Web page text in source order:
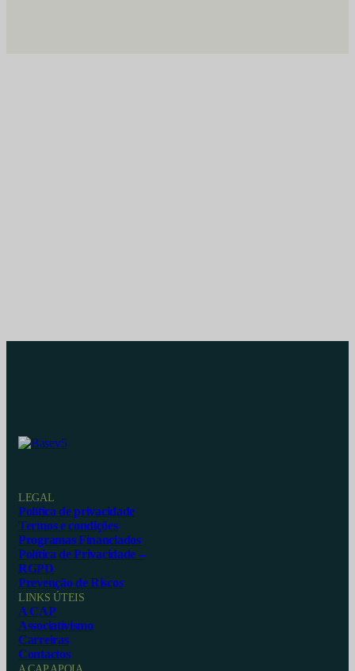
LEGAL
Política de privacidade
Termos e condições
Programas Financiados
Política de Privacidade –
RGPD
Prevenção de Riscos
LINKS ÚTEIS
A CAP
Associativismo
Carreiras
Contactos